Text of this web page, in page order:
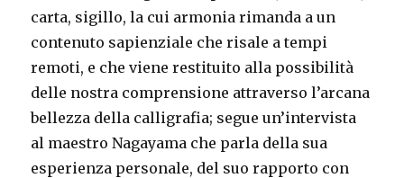
carta, sigillo, la cui armonia rimanda a un
contenuto sapienziale che risale a tempi
remoti, e che viene restituito alla possibilità
delle nostra comprensione attraverso l’arcana
bellezza della calligrafia; segue un’intervista
al maestro Nagayama che parla della sua
esperienza personale, del suo rapporto con